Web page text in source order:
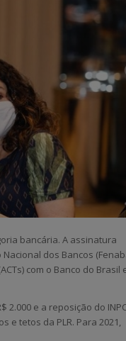
bancária. A assinatura
dos Bancos
com o Banco do Brasil
2.000 e a reposição do
e tetos da PLR. Para 2021,